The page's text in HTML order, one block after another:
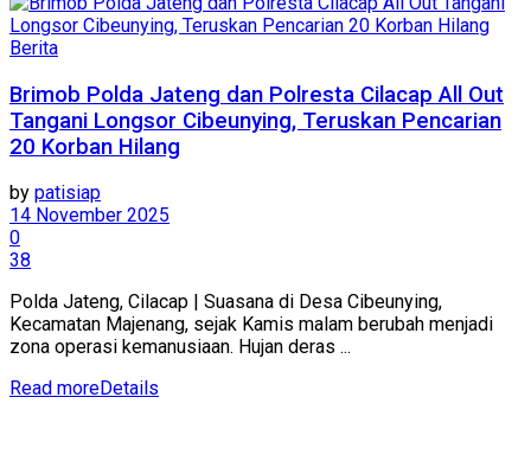
Berita
Brimob Polda Jateng dan Polresta Cilacap All Out
Tangani Longsor Cibeunying, Teruskan Pencarian
20 Korban Hilang
by patisiap
14 November 2025
0
38
Polda Jateng, Cilacap | Suasana di Desa Cibeunying,
Kecamatan Majenang, sejak Kamis malam berubah menjadi
zona operasi kemanusiaan. Hujan deras ...
Read moreDetails